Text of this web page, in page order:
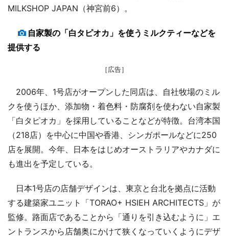
MILKSHOP JAPAN（神宮前6）。
自家製の「白タピオカ」を使うミルクティーなどを
提供する
［広告］
2006年、1号店がオープンした同店は、自社牧場のミル
クを使うほか、添加物・着色料・防腐剤を使わない自家製
「白タピオカ」を採用していることなどが特徴。台湾本国
（218店）を中心に中国や香港、シンガポールなどに250
店を展開。今年、日本をはじめオーストラリアやカナダに
も進出を予定している。
日本1号店の店舗デザインは、東京と台北を拠点に活動
する建築家ユニット「TORAO+ HSIEH ARCHITECTS」が
監修。路面店であることから「通りを引き込むように」エ
ントランスから店舗奥にかけて狭くなっていくようにデザ